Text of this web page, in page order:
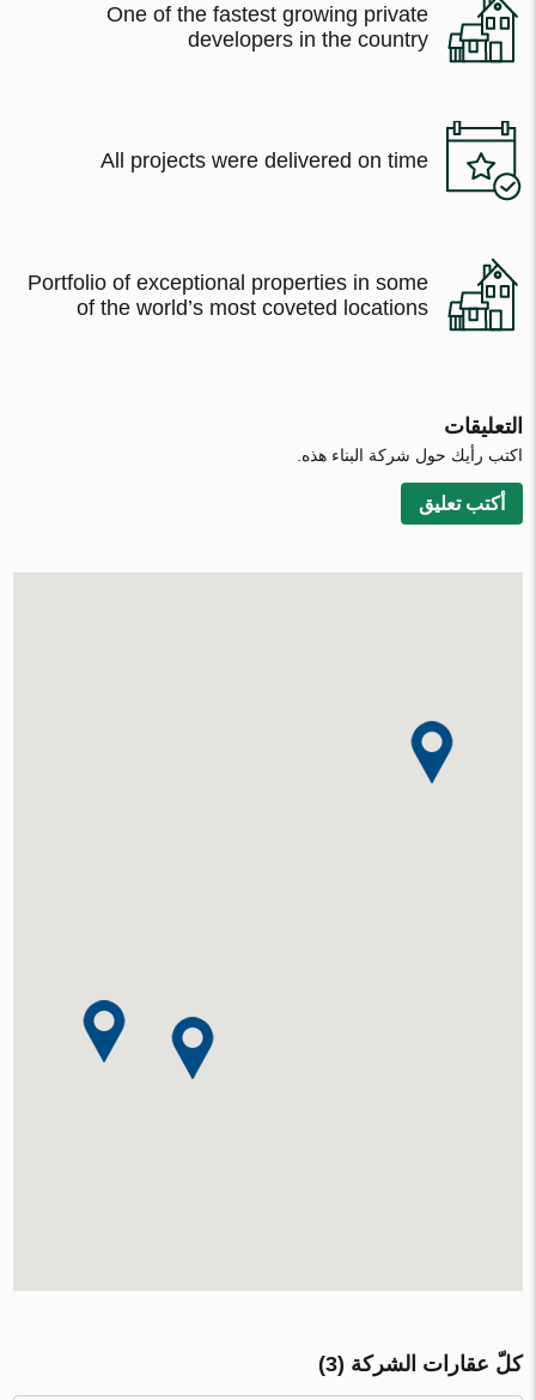
One of the fastest growing private
developers in the country
All projects were delivered on time
Portfolio of exceptional properties in some
of the world’s most coveted locations
التعليقات
اكتب رأيك حول شركة البناء هذه.
أكتب تعليق
كلّ عقارات الشركة (3)